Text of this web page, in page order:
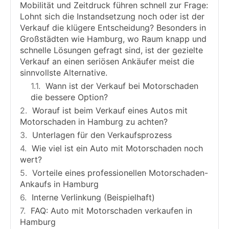
Mobilität und Zeitdruck führen schnell zur Frage:
Lohnt sich die Instandsetzung noch oder ist der
Verkauf die klügere Entscheidung? Besonders in
Großstädten wie Hamburg, wo Raum knapp und
schnelle Lösungen gefragt sind, ist der gezielte
Verkauf an einen seriösen Ankäufer meist die
sinnvollste Alternative.
Wann ist der Verkauf bei Motorschaden
die bessere Option?
Worauf ist beim Verkauf eines Autos mit
Motorschaden in Hamburg zu achten?
Unterlagen für den Verkaufsprozess
Wie viel ist ein Auto mit Motorschaden noch
wert?
Vorteile eines professionellen Motorschaden-
Ankaufs in Hamburg
Interne Verlinkung (Beispielhaft)
FAQ: Auto mit Motorschaden verkaufen in
Hamburg